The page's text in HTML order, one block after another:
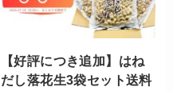
【好評につき追加】はね
だし落花生3袋セット送料